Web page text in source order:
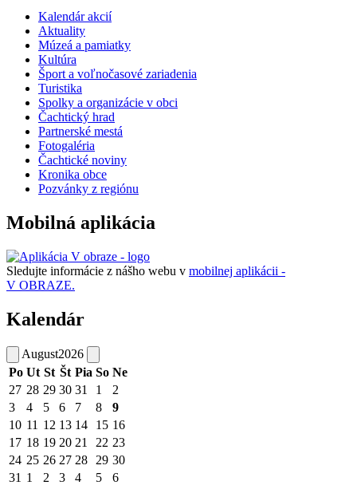
Kalendár akcií
Aktuality
Múzeá a pamiatky
Kultúra
Šport a voľnočasové zariadenia
Turistika
Spolky a organizácie v obci
Čachtický hrad
Partnerské mestá
Fotogaléria
Čachtické noviny
Kronika obce
Pozvánky z regiónu
Mobilná aplikácia
Sledujte informácie z nášho webu v mobilnej aplikácii -
V OBRAZE.
Kalendár
August2026
Po Ut St Št Pia So Ne
27 28 29 30 31 1
2
3
4 5 6 7 8
9
10 11 12 13 14 15 16
17 18 19 20 21 22 23
24 25 26 27 28 29 30
31 1 2 3 4 5 6